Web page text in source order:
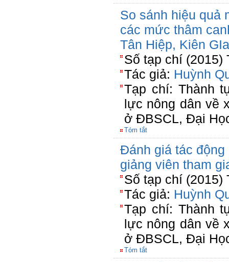
So sánh hiệu quả
các mức thâm
Tân Hiệp, Kiên
Số tạp chí (2015)
Tác giả: Huỳnh
Tạp chí: Thành
lực nông dân về
ở ĐBSCL, Đại
Tóm tắt
Đánh giá tác động
giảng viên tham
Số tạp chí (2015)
Tác giả: Huỳnh
Tạp chí: Thành
lực nông dân về
ở ĐBSCL, Đại
Tóm tắt